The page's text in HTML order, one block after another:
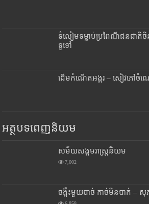
ទំលៀមទម្លាប់ប្រពៃណីជនជាតិ
ទូទៅ
ដើមកំណើតអង្គរ – សៀវភៅចំ
អត្ថបទពេញនិយម
សម័យសង្គមរាស្រ្តនិយម
7,002
ចង្កឹះមួយបាច់ កាច់មិនបាក់ – សុ